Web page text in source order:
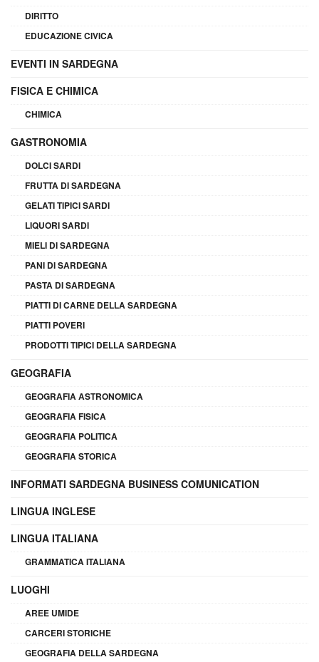
DIRITTO
EDUCAZIONE CIVICA
EVENTI IN SARDEGNA
FISICA E CHIMICA
CHIMICA
GASTRONOMIA
DOLCI SARDI
FRUTTA DI SARDEGNA
GELATI TIPICI SARDI
LIQUORI SARDI
MIELI DI SARDEGNA
PANI DI SARDEGNA
PASTA DI SARDEGNA
PIATTI DI CARNE DELLA SARDEGNA
PIATTI POVERI
PRODOTTI TIPICI DELLA SARDEGNA
GEOGRAFIA
GEOGRAFIA ASTRONOMICA
GEOGRAFIA FISICA
GEOGRAFIA POLITICA
GEOGRAFIA STORICA
INFORMATI SARDEGNA BUSINESS COMUNICATION
LINGUA INGLESE
LINGUA ITALIANA
GRAMMATICA ITALIANA
LUOGHI
AREE UMIDE
CARCERI STORICHE
GEOGRAFIA DELLA SARDEGNA